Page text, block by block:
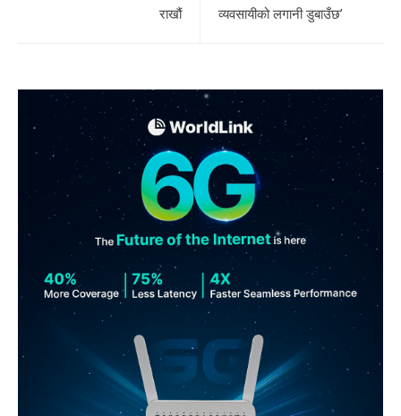
राखौं
व्यवसायीको लगानी डुबाउँछ’